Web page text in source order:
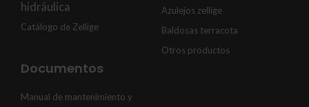
hidráulica
Catálogo de Zellige
Documentos
Manual de mantenimiento y
Azulejos zellige
Baldosas terracota
Otros productos